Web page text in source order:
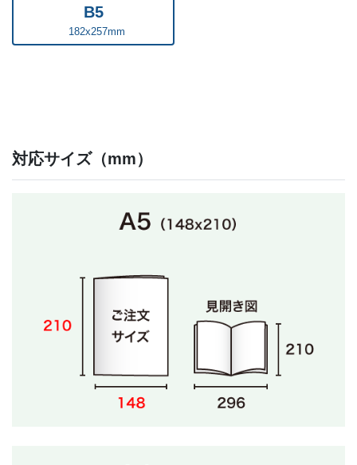
管理」に役立つアイテムです。彼らを対象とした商品やサ
ービスを提供している企業様や学校様は、入学や卒業の記
B5
182x257mm
対応サイズ（mm）